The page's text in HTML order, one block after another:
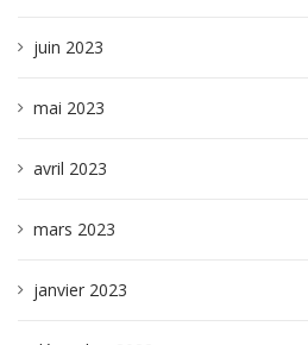
juin 2023
mai 2023
avril 2023
mars 2023
janvier 2023